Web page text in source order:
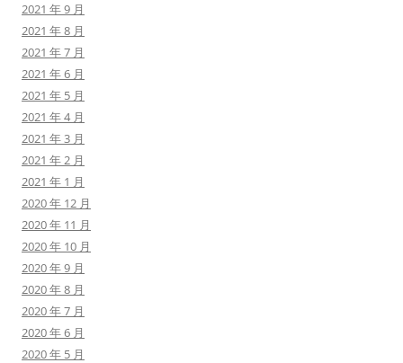
2021 年 9 月
2021 年 8 月
2021 年 7 月
2021 年 6 月
2021 年 5 月
2021 年 4 月
2021 年 3 月
2021 年 2 月
2021 年 1 月
2020 年 12 月
2020 年 11 月
2020 年 10 月
2020 年 9 月
2020 年 8 月
2020 年 7 月
2020 年 6 月
2020 年 5 月